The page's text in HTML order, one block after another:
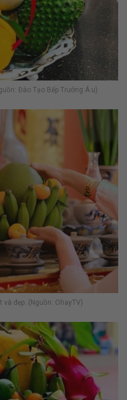
Đào Tạo Bếp Trưởng Á u)
đẹp. (Nguồn: OhayTV)